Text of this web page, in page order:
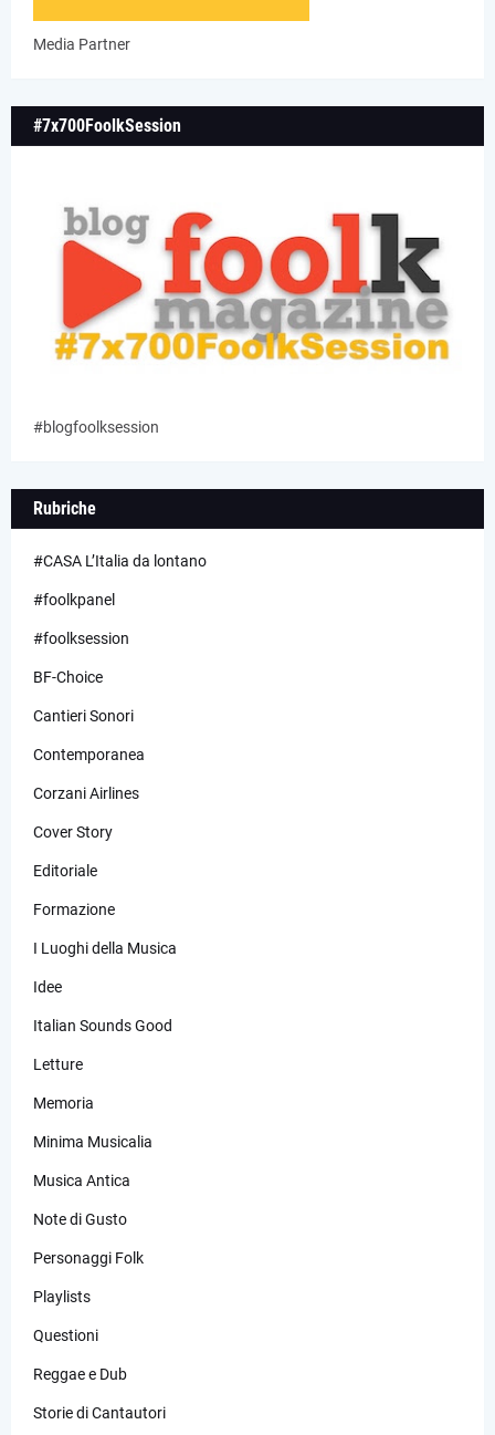
Media Partner
#7x700FoolkSession
#blogfoolksession
Rubriche
#CASA L’Italia da lontano
#foolkpanel
#foolksession
BF-Choice
Cantieri Sonori
Contemporanea
Corzani Airlines
Cover Story
Editoriale
Formazione
I Luoghi della Musica
Idee
Italian Sounds Good
Letture
Memoria
Minima Musicalia
Musica Antica
Note di Gusto
Personaggi Folk
Playlists
Questioni
Reggae e Dub
Storie di Cantautori